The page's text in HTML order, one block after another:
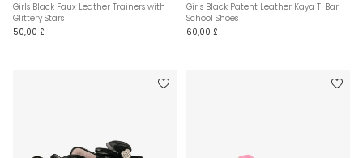
Girls Black Faux Leather Trainers with
Glittery Stars
50,00 £
Girls Black Patent Leather Kaya T-Bar
School Shoes
60,00 £